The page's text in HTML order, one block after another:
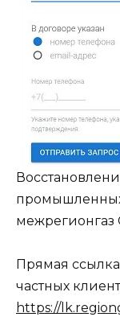
межрегионгаз
Прямая
частных
https://